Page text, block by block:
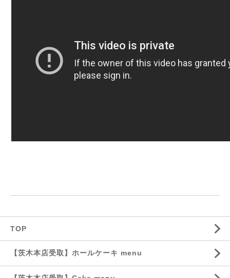
TOP
【茨木本店受取】ホールケーキ menu